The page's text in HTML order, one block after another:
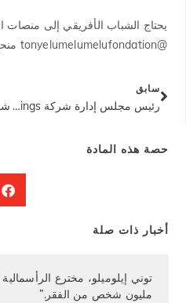
يحتاج الشباب الأفريقي إلى
@tonyelumelumelufondation منحهم الأمل والفرص الاقتصادية.
سابق
رئيس مجلس إدارة شركة Heirs Holdings، توني أو. إلوميلو يتقاعد من منصب المدير غير التنفيذي للاتحاد الآسيوي لكرة القدم
حصة هذه المادة
أخبار ذات صلة
مليون شخص من الفقر.”